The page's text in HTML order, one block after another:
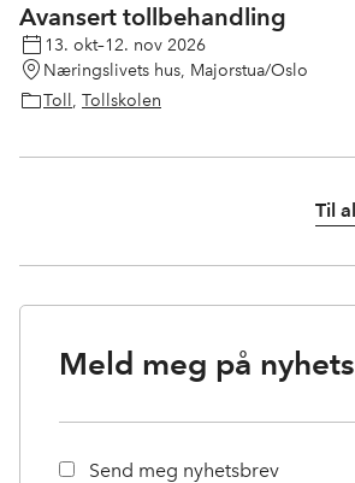
Avansert tollbehandling
13. okt–12. nov 2026
Næringslivets hus, Majorstua/Oslo
Toll, Tollskolen
Til
Meld meg på
Send meg nyhetsbrev